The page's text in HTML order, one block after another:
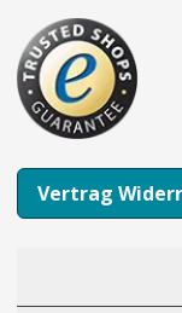
Vertrag